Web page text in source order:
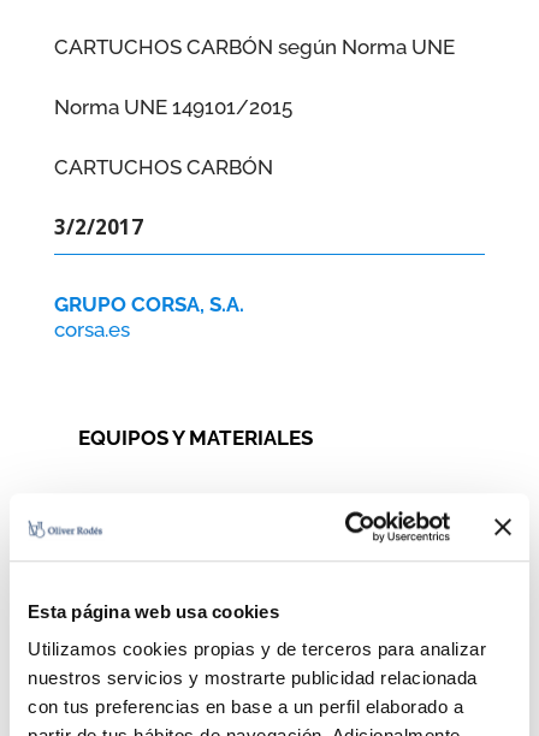
Esta página web usa cookies
Utilizamos cookies propias y de terceros para analizar
nuestros servicios y mostrarte publicidad relacionada
con tus preferencias en base a un perfil elaborado a
CARTUCHOS CARBÓN según Norma UNE
Norma UNE 149101/2015
CARTUCHOS CARBÓN
3/2/2017
GRUPO CORSA, S.A.
corsa.es
EQUIPOS Y MATERIALES
POST-FILTROS según Norma UNE
POST-FILTROS
3/2/2017